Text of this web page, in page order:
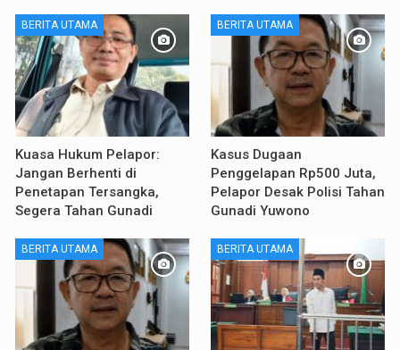
BERITA UTAMA
Kuasa Hukum Pelapor:
Jangan Berhenti di
Penetapan Tersangka,
Segera Tahan Gunadi
BERITA UTAMA
Kasus Dugaan
Penggelapan Rp500 Juta,
Pelapor Desak Polisi Tahan
Gunadi Yuwono
BERITA UTAMA BERITA UTAMA